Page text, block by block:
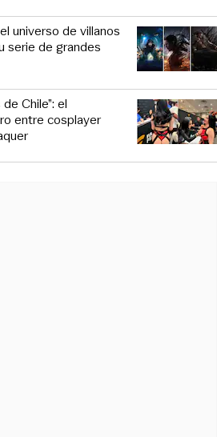
universo de villanos
serie de grandes
Chile”: el
entre cosplayer